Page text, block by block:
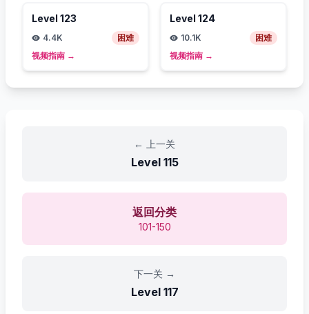
Level 123
4.4K
困难
视频指南 →
Level 124
10.1K
困难
视频指南 →
← 上一关
Level 115
返回分类
101-150
下一关 →
Level 117